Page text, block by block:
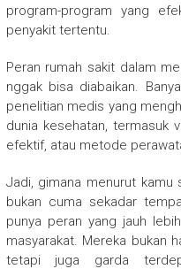
program-program yang
penyakit tertentu.
Peran rumah sakit dalam
nggak bisa diabaikan.
penelitian medis yang
dunia kesehatan, termasuk
efektif, atau metode
Jadi, gimana menurut kamu
bukan cuma sekadar
punya peran yang jauh
masyarakat. Mereka bukan
tetapi juga garda